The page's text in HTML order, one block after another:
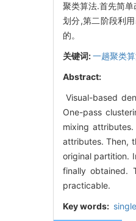
聚类算法.首先简
划分,第二阶段利
的。
关键词:一趟聚类
Abstract:
Visual-based
One-pass
mixing
attributes. Then,
original partition.
finally obtained.
practicable.
Key words: